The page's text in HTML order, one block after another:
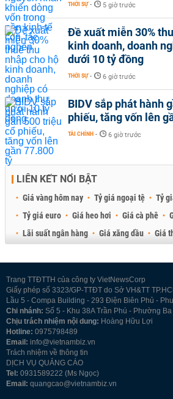
THỜI SỰ - 5 giờ trước
Đề xuất miễn 30%
kinh doanh, doanh
dưới 10 tỷ đồng
THỜI SỰ - 6 giờ trước
BIDV sắp phát hành
phiếu, tăng vốn lên
TÀI CHÍNH - 6 giờ trước
LIÊN KẾT NỔI BẬT
Giá vàng hôm nay Tỷ giá ngoại tệ Tỷ
Tỷ giá euro
Giá heo hơi Giá cà phê
Lãi suất ngân hàng
Giá xăng dầu
Giá
Trang TTĐTTH của công ty VietNewsCorp
Giấy phép số 3323/GP-TTĐT do Sở VH&TT
Lầu 5 - Compa Building - 293 Điện Biên Phủ -
Chi nhánh: Số 5 - Khu 38A Trần Phú - Phường
Chịu trách nhiệm nội dung: Hoàng Hữu Lợi
Hotline: 0975798489
Email: info@vietnambiz.vn
Trách nhiệm về thông tin
DỊCH VỤ QUẢNG CÁO
Tel: 0931589222 (Ms Ngọc)
Email: quangcao@vietnambiz.vn